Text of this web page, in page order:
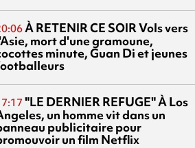
À RETENIR CE SOIRVols vers
mort d'une gramoune,
minute, Guan Di et jeunes
"LE DERNIER REFUGE"À Los
un homme vit dans un
publicitaire pour
un film Netflix